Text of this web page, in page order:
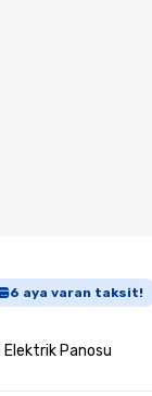
6 aya varan taksit!
Panosu